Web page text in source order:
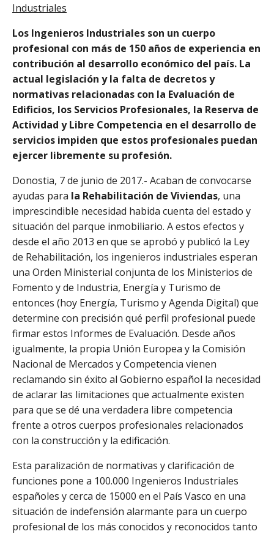
Industriales
Los Ingenieros Industriales son un cuerpo
profesional con más de 150 años de experiencia en
contribución al desarrollo económico del país. La
actual legislación y la falta de decretos y
normativas relacionadas con la Evaluación de
Edificios, los Servicios Profesionales, la Reserva de
Actividad y Libre Competencia en el desarrollo de
servicios impiden que estos profesionales puedan
ejercer libremente su profesión.
Donostia, 7 de junio de 2017.- Acaban de convocarse
ayudas para la Rehabilitación de Viviendas, una
imprescindible necesidad habida cuenta del estado y
situación del parque inmobiliario. A estos efectos y
desde el año 2013 en que se aprobó y publicó la Ley
de Rehabilitación, los ingenieros industriales esperan
una Orden Ministerial conjunta de los Ministerios de
Fomento y de Industria, Energía y Turismo de
entonces (hoy Energía, Turismo y Agenda Digital) que
determine con precisión qué perfil profesional puede
firmar estos Informes de Evaluación. Desde años
igualmente, la propia Unión Europea y la Comisión
Nacional de Mercados y Competencia vienen
reclamando sin éxito al Gobierno español la necesidad
de aclarar las limitaciones que actualmente existen
para que se dé una verdadera libre competencia
frente a otros cuerpos profesionales relacionados
con la construcción y la edificación.
Esta paralización de normativas y clarificación de
funciones pone a 100.000 Ingenieros Industriales
españoles y cerca de 15000 en el País Vasco en una
situación de indefensión alarmante para un cuerpo
profesional de los más conocidos y reconocidos tanto